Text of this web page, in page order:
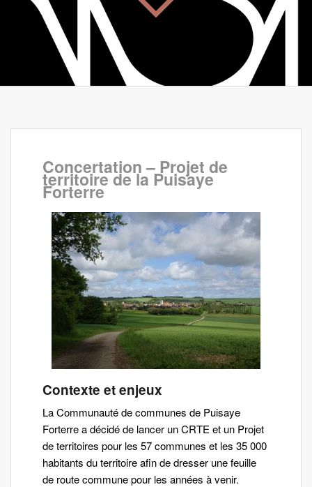
Concertation – Projet de
territoire de la Puisaye
Forterre
Contexte et enjeux
La Communauté de communes de Puisaye
Forterre a décidé de lancer un CRTE et un Projet
de territoires pour les 57 communes et les 35 000
habitants du territoire afin de dresser une feuille
de route commune pour les années à venir.